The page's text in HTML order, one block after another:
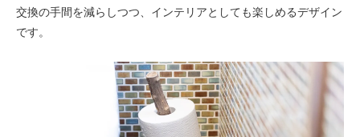
交換の手間を減らしつつ、インテリアとしても楽しめるデザイン
です。